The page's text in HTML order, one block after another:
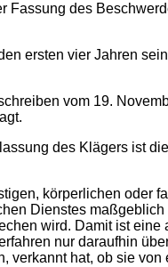
des
ersten vier Jahren
vom 19.
des Klägers ist
körperlichen oder
Dienstes
wird. Damit ist
nur daraufhin
hat, ob sie